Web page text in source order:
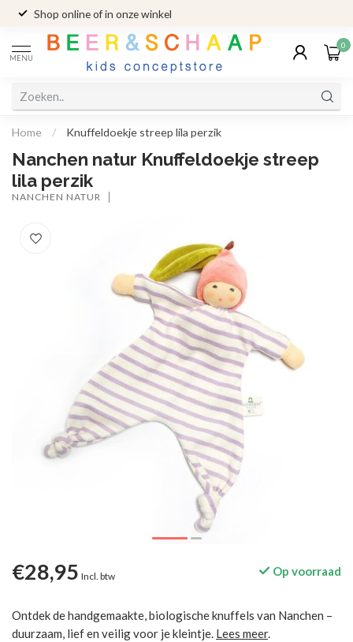
Shop online of in onze winkel
MENU
0
Home / Knuffeldoekje streep lila perzik
Nanchen natur Knuffeldoekje streep
lila perzik
NANCHEN NATUR
€28,95 Incl. btw Op voorraad
Ontdek de handgemaakte, biologische knuffels van Nanchen –
duurzaam, lief en veilig voor je kleintje. Lees meer.